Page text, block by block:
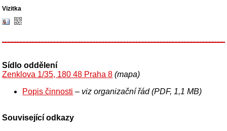
Sídlo oddělení
Zenklova 1/35, 180 48 Praha 8 (mapa)
Popis činnosti – viz organizační řád (PDF, 1,1 MB)
Související odkazy